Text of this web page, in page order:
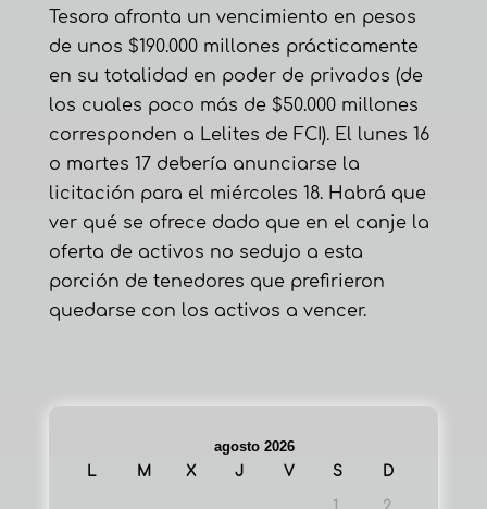
Tesoro afronta un vencimiento en pesos
de unos $190.000 millones prácticamente
en su totalidad en poder de privados (de
los cuales poco más de $50.000 millones
corresponden a Lelites de FCI). El lunes 16
o martes 17 debería anunciarse la
licitación para el miércoles 18. Habrá que
ver qué se ofrece dado que en el canje la
oferta de activos no sedujo a esta
porción de tenedores que prefirieron
quedarse con los activos a vencer.
agosto 2026
L
M X J V S D